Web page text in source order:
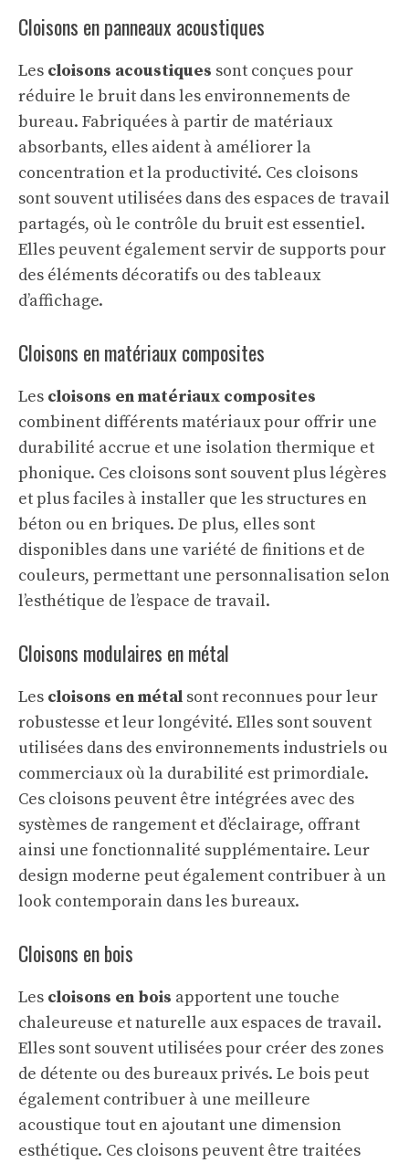
Cloisons en panneaux acoustiques
Les cloisons acoustiques sont conçues pour
réduire le bruit dans les environnements de
bureau. Fabriquées à partir de matériaux
absorbants, elles aident à améliorer la
concentration et la productivité. Ces cloisons
sont souvent utilisées dans des espaces de travail
partagés, où le contrôle du bruit est essentiel.
Elles peuvent également servir de supports pour
des éléments décoratifs ou des tableaux
d’affichage.
Cloisons en matériaux composites
Les cloisons en matériaux composites
combinent différents matériaux pour offrir une
durabilité accrue et une isolation thermique et
phonique. Ces cloisons sont souvent plus légères
et plus faciles à installer que les structures en
béton ou en briques. De plus, elles sont
disponibles dans une variété de finitions et de
couleurs, permettant une personnalisation selon
l’esthétique de l’espace de travail.
Cloisons modulaires en métal
Les cloisons en métal sont reconnues pour leur
robustesse et leur longévité. Elles sont souvent
utilisées dans des environnements industriels ou
commerciaux où la durabilité est primordiale.
Ces cloisons peuvent être intégrées avec des
systèmes de rangement et d’éclairage, offrant
ainsi une fonctionnalité supplémentaire. Leur
design moderne peut également contribuer à un
look contemporain dans les bureaux.
Cloisons en bois
Les cloisons en bois apportent une touche
chaleureuse et naturelle aux espaces de travail.
Elles sont souvent utilisées pour créer des zones
de détente ou des bureaux privés. Le bois peut
également contribuer à une meilleure
acoustique tout en ajoutant une dimension
esthétique. Ces cloisons peuvent être traitées